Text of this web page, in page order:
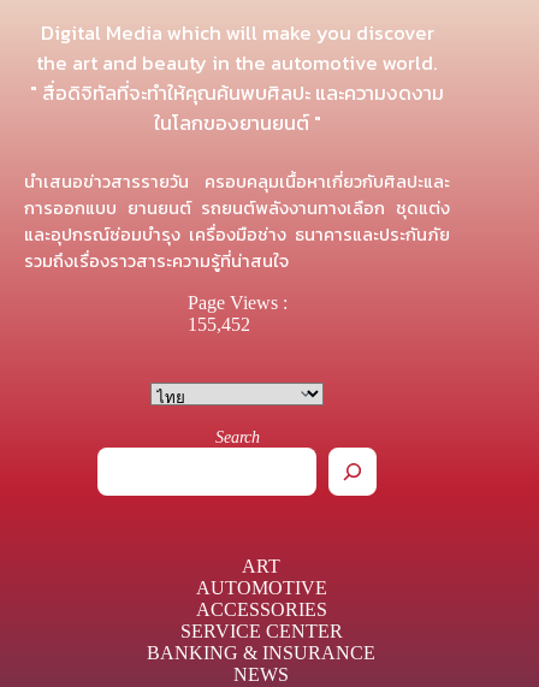
Digital Media which will make you discover
the art and beauty in the automotive world.
" สื่อดิจิทัลที่จะทำให้คุณค้นพบศิลปะ และความงดงาม
ในโลกของยานยนต์ "
นำเสนอข่าวสารรายวัน ครอบคลุมเนื้อหาเกี่ยวกับศิลปะและ
การออกแบบ ยานยนต์ รถยนต์พลังงานทางเลือก ชุดแต่ง
และอุปกรณ์ซ่อมบำรุง เครื่องมือช่าง ธนาคารและประกันภัย
รวมถึงเรื่องราวสาระความรู้ที่น่าสนใจ
Page Views :
155,452
Search
ART
AUTOMOTIVE
ACCESSORIES
SERVICE CENTER
BANKING & INSURANCE
NEWS